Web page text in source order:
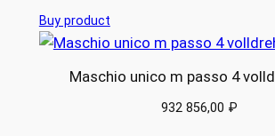
Buy product
Maschio unico m passo 4
932 856,00 ₽